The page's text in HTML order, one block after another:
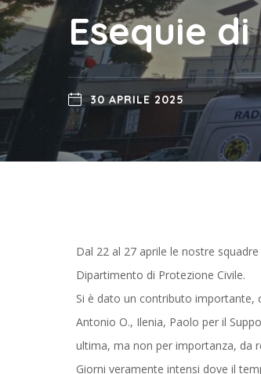
Esequie
30 APRILE 2025
Dal 22 al 27 aprile le nostre
Dipartimento di Protezione Civile.
Si è dato un contributo importante,
Antonio O., Ilenia, Paolo per il
ultima, ma non per importanza, da
Giorni veramente intensi dove il